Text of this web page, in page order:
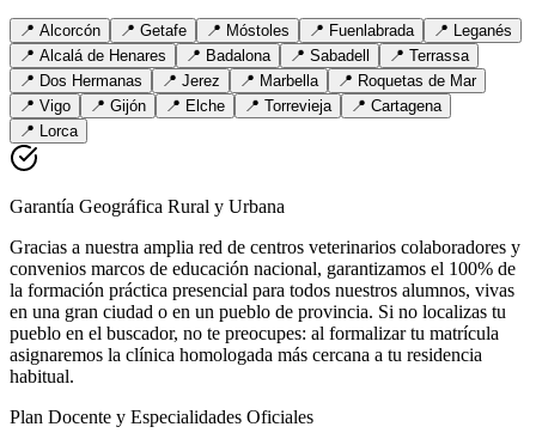
📍 Alcorcón 📍 Getafe 📍 Móstoles 📍 Fuenlabrada 📍 Leganés
📍 Alcalá de Henares 📍 Badalona 📍 Sabadell 📍 Terrassa
📍 Dos Hermanas 📍 Jerez 📍 Marbella 📍 Roquetas de Mar
📍 Vigo 📍 Gijón 📍 Elche 📍 Torrevieja 📍 Cartagena
📍 Lorca
Garantía Geográfica Rural y Urbana
Gracias a nuestra amplia red de centros veterinarios colaboradores y
convenios marcos de educación nacional, garantizamos el 100% de
la formación práctica presencial para todos nuestros alumnos, vivas
en una gran ciudad o en un pueblo de provincia. Si no localizas tu
pueblo en el buscador, no te preocupes: al formalizar tu matrícula
asignaremos la clínica homologada más cercana a tu residencia
habitual.
Plan Docente y Especialidades Oficiales